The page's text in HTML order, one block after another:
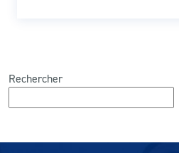
Rechercher